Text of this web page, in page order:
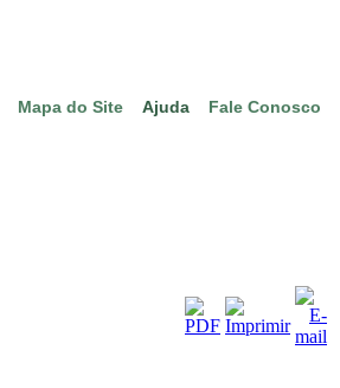
Mapa do Site Ajuda Fale Conosco